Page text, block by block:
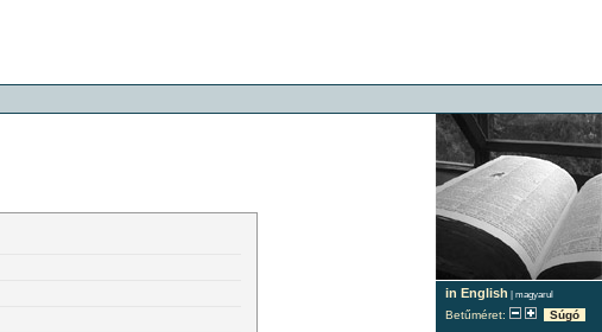
in English | magyarul
Betűméret:
Súgó